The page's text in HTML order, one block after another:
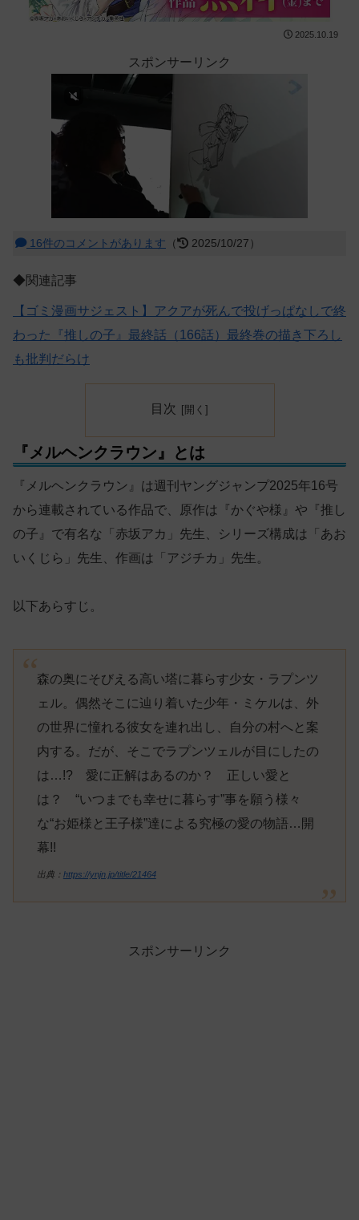
2025.10.19
スポンサーリンク
16件のコメントがあります （ 2025/10/27）
◆関連記事
【ゴミ漫画サジェスト】アクアが死んで投げっぱなしで終
わった『推しの子』最終話（166話）最終巻の描き下ろし
も批判だらけ
目次
『メルヘンクラウン』とは
『メルヘンクラウン』は週刊ヤングジャンプ2025年16号
から連載されている作品で、原作は『かぐや様』や『推し
の子』で有名な「赤坂アカ」先生、シリーズ構成は「あお
いくじら」先生、作画は「アジチカ」先生。
以下あらすじ。
森の奥にそびえる高い塔に暮らす少女・ラプンツ
ェル。偶然そこに辿り着いた少年・ミケルは、外
の世界に憧れる彼女を連れ出し、自分の村へと案
内する。だが、そこでラプンツェルが目にしたの
は…!? 愛に正解はあるのか？ 正しい愛と
は？ “いつまでも幸せに暮らす”事を願う様々
な“お姫様と王子様”達による究極の愛の物語…開
幕!!
出典： https://ynjn.jp/title/21464
スポンサーリンク